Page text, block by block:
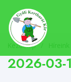
Kezdőlap Híreink
2026-03-